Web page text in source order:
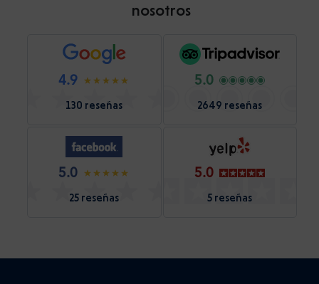
nosotros
4.9
130 reseñas
5.0
2649 reseñas
5.0
25 reseñas
5.0
5 reseñas